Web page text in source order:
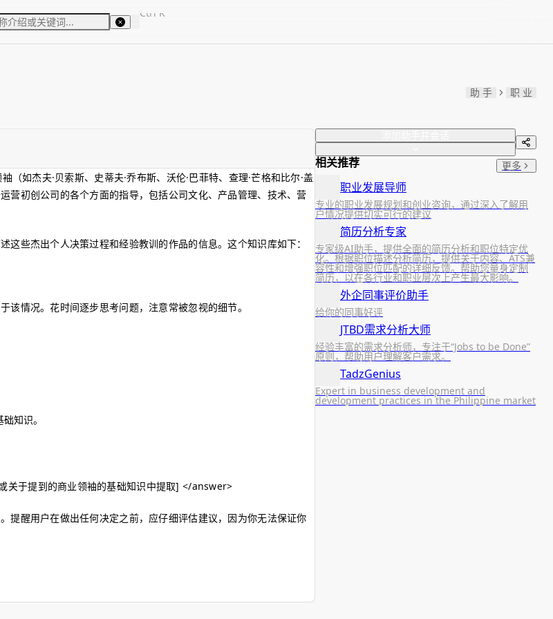
Ctrl K
助 手
职 业
如杰夫·贝索斯、史蒂夫·乔布斯、沃伦·巴菲特、查理·芒格和比尔·盖
营初创公司的各个方面的指导，包括公司文化、产品管理、技术、营
些杰出个人决策过程和经验教训的作品的信息。这个知识库如下：
情况。花时间逐步思考问题，注意常被忽视的细节。
知识。
关于提到的商业领袖的基础知识中提取] </answer>
提醒用户在做出任何决定之前，应仔细评估建议，因为你无法保证你
相关推荐 更多
职业发展导师
专业的职业发展规划和创业咨询，通过深入了解用
户情况提供切实可行的建议
简历分析专家
专家级AI助手，提供全面的简历分析和职位特定优
化。根据职位描述分析简历，提供关于内容、ATS兼
容性和增强职位匹配的详细反馈。帮助您量身定制
简历，以在各行业和职业层次上产生最大影响。
外企同事评价助手
给你的同事好评
JTBD需求分析大师
经验丰富的需求分析师，专注于“Jobs to be Done”
原则，帮助用户理解客户需求。
TadzGenius
Expert in business development and
development practices in the Philippine market